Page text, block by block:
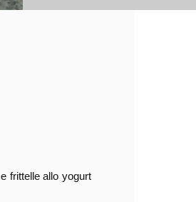
frittelle allo yogurt